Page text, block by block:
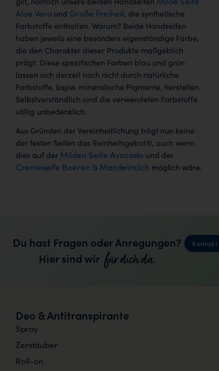
Aloe Vera und Große Freiheit, die synthetische
Farbstoffe enthalten. Warum? Beide Handseifen
haben jeweils eine besonders eigenständige Farbe,
die den Charakter dieser Produkte maßgeblich
prägt. Diese spezifischen Farben blau und grün
lassen sich derzeit noch nicht durch natürliche
Farbstoffe, bspw. mineralische Pigmente, herstellen.
Selbstverständlich sind die verwendeten Farbstoffe
völlig unbedenklich.
Aus Gründen der Vereinheitlichung trägt nun keine
der festen Seifen das Reinheitsgebot®, auch wenn
dies auf der Milden Seife Avocado und der
Cremeseife Beeren & Mandelmilch möglich wäre.
Du hast Fragen oder Anregungen?
Hier sind wir für dich da.
Kontakt
Deo & Antitranspirante
Spray
Zerstäuber
Roll-on